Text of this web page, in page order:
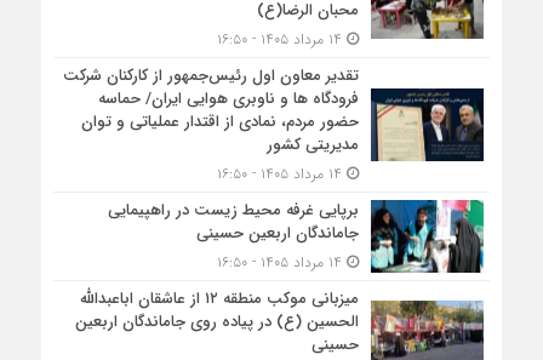
محبان الرضا(ع)
تقدیر معاون اول رئیس‌جمهور از کارکنان شرکت
فرودگاه ها و ناوبری هوایی ایران/ حماسه
حضور مردم، نمادی از اقتدار عملیاتی و توان
مدیریتی کشور
برپایی غرفه محیط زیست در راهپیمایی
جاماندگان اربعین حسینی
میزبانی موکب منطقه ۱۲ از عاشقان اباعبدالله
الحسین (ع) در پیاده روی جاماندگان اربعین
حسینی